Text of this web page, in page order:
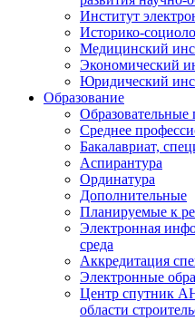
Институт
Историко-
Медицинский
Экономический
Юридический
Образование
Среднее
Бакалавриат,
Аспирантура
Ординатура
Дополнительные
Планируемые к
Электронная
среда
Аккредитация
Электронные
Центр спутник
области